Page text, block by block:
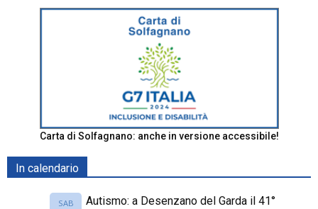
Carta di Solfagnano: anche in versione accessibile!
In calendario
SAB
Autismo: a Desenzano del Garda il 41°